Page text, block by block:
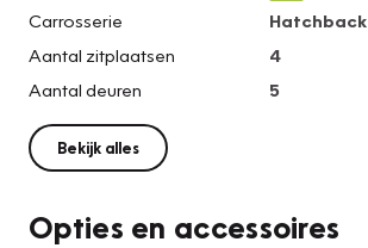
Carrosserie
Hatchback
Aantal zitplaatsen
4
Aantal deuren
5
Bekijk alles
Opties en accessoires